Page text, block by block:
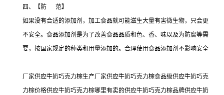
四、【防 范】
如果没有合适的添加剂，加工食品就可能滋生大量有害微生物，只会更
不安全。食品添加剂是为了改善食品品质和色、香、味以及为防腐等需
要，按国家规定的种类和用量添加的。合理使用食品添加剂不影响安全
厂家供应牛奶巧克力棕生产厂家供应牛奶巧克力棕食品级供应牛奶巧克
力棕价格供应牛奶巧克力棕哪里有卖的供应牛奶巧克力棕品牌供应牛奶